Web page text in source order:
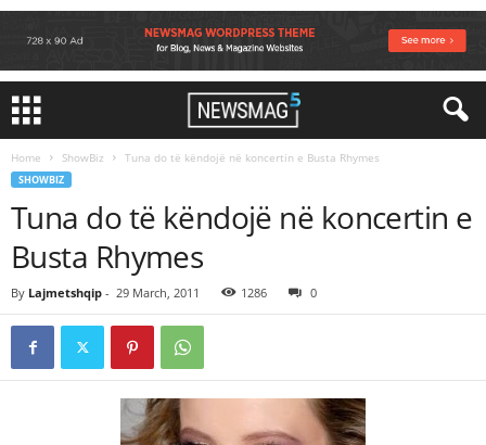
Home ShowBiz Tuna do të këndojë në koncertin e Busta Rhymes
SHOWBIZ
Tuna do të këndojë në koncertin e
Busta Rhymes
By Lajmetshqip - 29 March, 2011 1286 0